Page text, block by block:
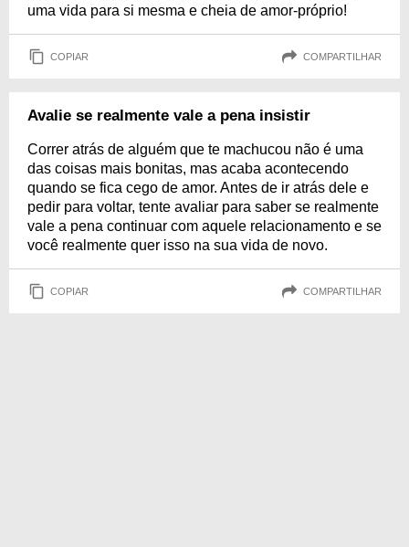
uma vida para si mesma e cheia de amor-próprio!
COPIAR COMPARTILHAR
Avalie se realmente vale a pena insistir
Correr atrás de alguém que te machucou não é uma
das coisas mais bonitas, mas acaba acontecendo
quando se fica cego de amor. Antes de ir atrás dele e
pedir para voltar, tente avaliar para saber se realmente
vale a pena continuar com aquele relacionamento e se
você realmente quer isso na sua vida de novo.
COPIAR COMPARTILHAR